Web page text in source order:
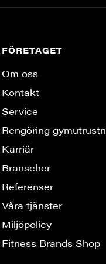
FÖRETAGET
Om oss
Kontakt
Service
Rengöring
Karriär
Branscher
Referenser
Våra tjänster
Miljöpolicy
Fitness Brands Shop